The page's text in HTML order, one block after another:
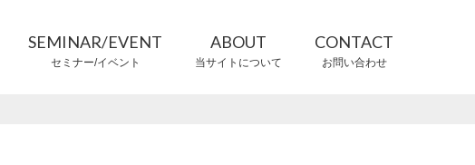
SEMINAR/EVENT
セミナー/イベント
ABOUT
当サイトについて
CONTACT
お問い合わせ